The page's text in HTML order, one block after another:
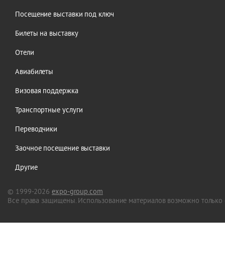
Посещение выставки под ключ
Билеты на выставку
Отели
Авиабилеты
Визовая поддержка
Транспортные услуги
Переводчики
Заочное посещение выставки
Другие
© 1999-2026 expo-group.com
Все права защищены. Использование материалов возможно